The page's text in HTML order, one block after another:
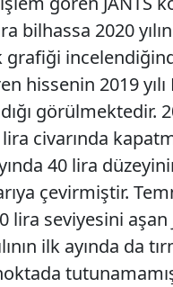
bilhassa 2020
grafiği
hissenin 2019
görülmektedir.
lira civarında
40 lira
çevirmiştir.
lira seviyesini aşan
ilk ayında da